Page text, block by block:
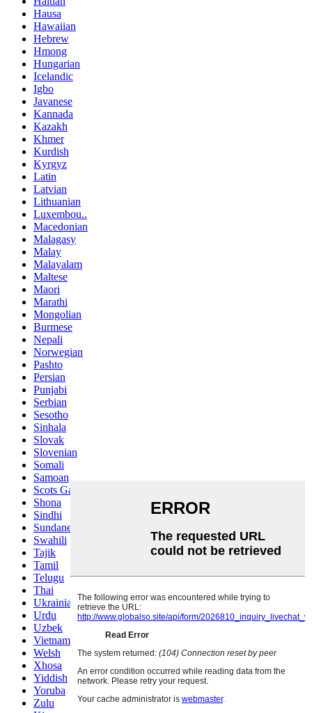
Hausa
Hawaiian
Hebrew
Hmong
Hungarian
Icelandic
Igbo
Javanese
Kannada
Kazakh
Khmer
Kurdish
Kyrgyz
Latin
Latvian
Lithuanian
Luxembou..
Macedonian
Malagasy
Malay
Malayalam
Maltese
Maori
Marathi
Mongolian
Burmese
Nepali
Norwegian
Pashto
Persian
Punjabi
Serbian
Sesotho
Sinhala
Slovak
Slovenian
Somali
Samoan
Scots Gaelic
Shona
Sindhi
Sundanese
Swahili
Tajik
Tamil
Telugu
Thai
Ukrainian
Urdu
Uzbek
Vietnamese
Welsh
Xhosa
Yiddish
Yoruba
Zulu